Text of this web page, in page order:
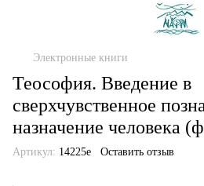
Электронные книги
Теософия. Введение в
сверхчувственное
назначение человека
Артикул: 14225е Оставить отзыв